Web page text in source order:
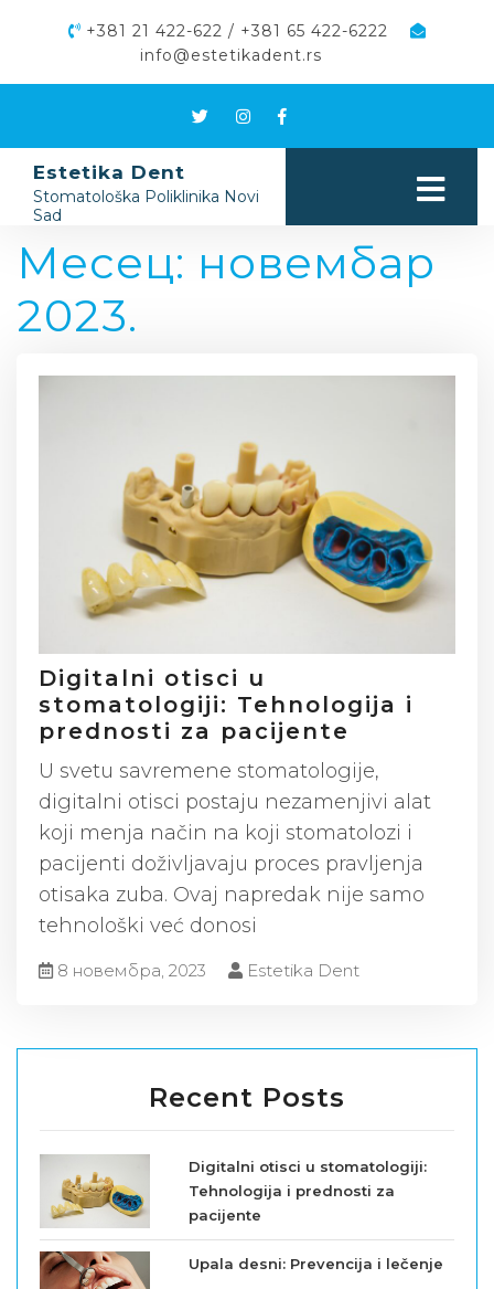
+381 21 422-622 / +381 65 422-6222
info@estetikadent.rs
Estetika Dent
Stomatološka Poliklinika Novi
Sad
Месец: новембар
2023.
Digitalni otisci u
stomatologiji: Tehnologija i
prednosti za pacijente
U svetu savremene stomatologije,
digitalni otisci postaju nezamenjivi alat
koji menja način na koji stomatolozi i
pacijenti doživljavaju proces pravljenja
otisaka zuba. Ovaj napredak nije samo
tehnološki već donosi
8 новембра, 2023 Estetika Dent
Recent Posts
Digitalni otisci u stomatologiji:
Tehnologija i prednosti za
pacijente
Upala desni: Prevencija i lečenje